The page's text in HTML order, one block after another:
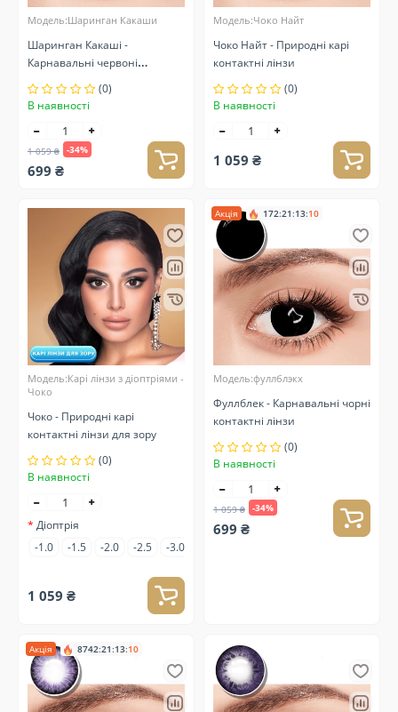
Модель:Шаринган Какаши
Шаринган Какаші -
Карнавальні червоні
контактні лінзи
(0)
В наявності
1 059 ₴ -34%
699 ₴
Модель:Чоко Найт
Чоко Найт - Природні карі
контактні лінзи
(0)
В наявності
1 059 ₴
Модель:Карі лінзи з діоптріями -
Чоко
Чоко - Природні карі
контактні лінзи для зору
(0)
В наявності
Діоптрія
-1.0
-1.5 -2.0 -2.5 -3.0
1 059 ₴
Акція 172:21:13:10
Модель:фуллблэкx
Фуллблек - Карнавальні чорні
контактні лінзи
(0)
В наявності
1 059 ₴ -34%
699 ₴
Акція 8742:21:13:10